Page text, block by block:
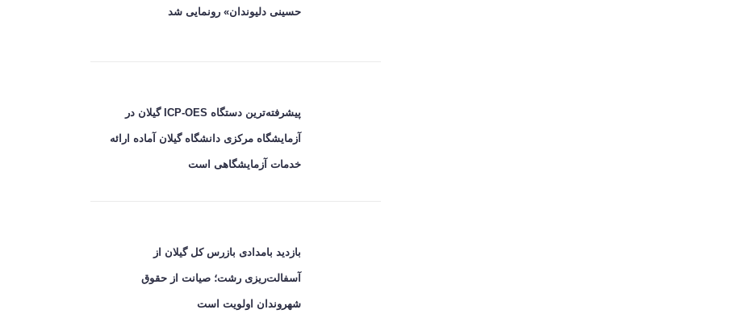
حسینی دلیوندان» رونمایی شد
پیشرفته‌ترین دستگاه ICP-OES گیلان در
آزمایشگاه مرکزی دانشگاه گیلان آماده ارائه
خدمات آزمایشگاهی است
بازدید بامدادی بازرس کل گیلان از
آسفالت‌ریزی رشت؛ صیانت از حقوق
شهروندان اولویت است